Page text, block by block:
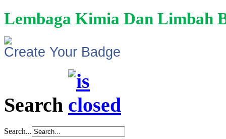
Lembaga Kimia Dan Limbah
Create Your Badge
Search
Search...